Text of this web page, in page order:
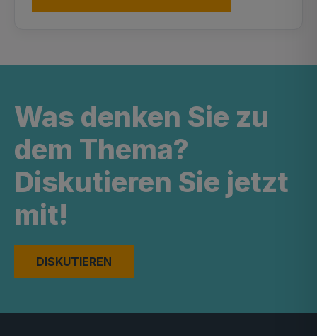
Was denken Sie zu
dem Thema?
Diskutieren Sie jetzt
mit!
DISKUTIEREN